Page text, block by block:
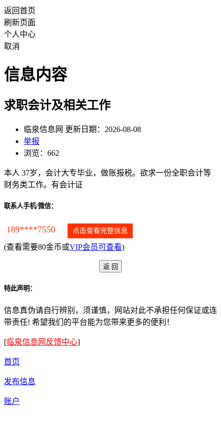
返回首页
刷新页面
个人中心
取消
信息内容
求职会计及相关工作
临泉信息网 更新日期：2026-08-08
举报
浏览：662
本人 37岁，会计大专毕业，做账报税。欲求一份全职会计等
财务类工作。有会计证
联系人手机/微信：
189****7550 点击查看完整信息
(查看需要80金币或VIP会员可查看)
特此声明：
信息真伪请自行辨别，须谨慎，网站对此不承担任何保证或连
带责任! 希望我们的平台能为您带来更多的便利！
[临泉信息网反馈中心]
首页
发布信息
账户